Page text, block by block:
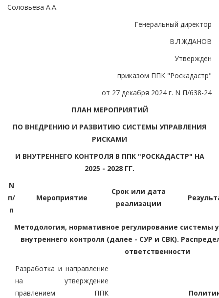
Соловьева А.А.
Генеральный директор
В.Л.ЖДАНОВ
Утвержден
приказом ППК "Роскадастр"
от 27 декабря 2024 г. N П/638-24
ПЛАН МЕРОПРИЯТИЙ
ПО ВНЕДРЕНИЮ И РАЗВИТИЮ СИСТЕМЫ УПРАВЛЕНИЯ
РИСКАМИ
И ВНУТРЕННЕГО КОНТРОЛЯ В ППК "РОСКАДАСТР" НА
2025 - 2028 ГГ.
N
п/
п
Мероприятие
Срок или дата
реализации
Методология, нормативное регулирование системы
внутреннего контроля (далее - СУР и СВК).
ответственности
Разработка и направление
на утверждение
правлением ППК